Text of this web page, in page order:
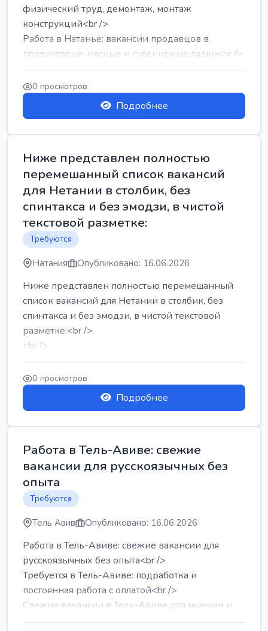
физический труд, демонтаж, монтаж
конструкций<br />
Работа в Натанье: вакансии продавцов в
продуктовые, мясные и сувенирные лавки<br />
Разнорабочий на сборку м...
0 просмотров
Подробнее
Ниже представлен полностью
перемешанный список вакансий
для Нетании в столбик, без
спинтакса и без эмодзи, в чистой
текстовой разметке:
Требуются
Натания Опубликовано: 16.06.2026
Ниже представлен полностью перемешанный
список вакансий для Нетании в столбик, без
спинтакса и без эмодзи, в чистой текстовой
разметке:<br />
<br />
Работа в Нетании на мебельном производстве:
требу...
0 просмотров
Подробнее
Работа в Тель-Авиве: свежие
вакансии для русскоязычных без
опыта
Требуются
Тель Авив Опубликовано: 16.06.2026
Работа в Тель-Авиве: свежие вакансии для
русскоязычных без опыта<br />
Требуется в Тель-Авиве: подработка и
постоянная работа с оплатой<br />
Свежие вакансии в Тель-Авиве для мужчин и
женщин от хозя...